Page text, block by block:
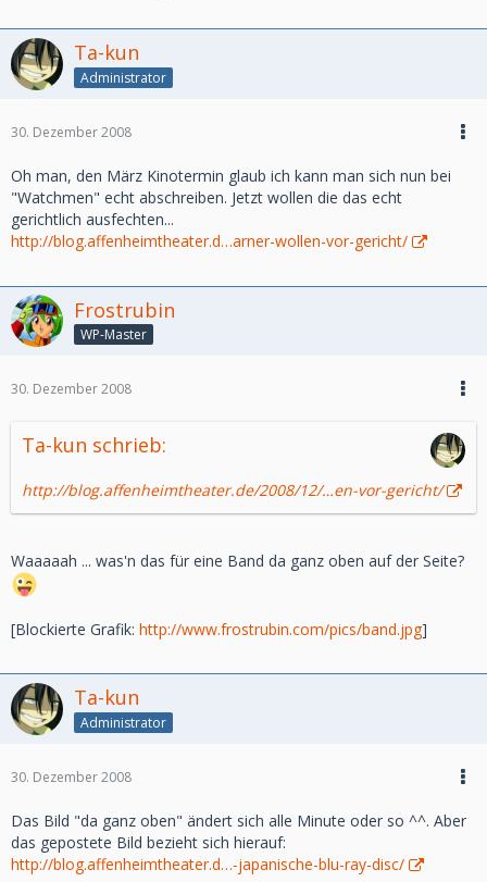
Ta-kun
Administrator
30. Dezember 2008
Oh man, den März Kinotermin glaub ich kann man sich nun bei
"Watchmen" echt abschreiben. Jetzt wollen die das echt
gerichtlich ausfechten...
http://blog.affenheimtheater.d…arner-wollen-vor-gericht/
Frostrubin
WP-Master
30. Dezember 2008
Ta-kun schrieb:
http://blog.affenheimtheater.de/2008/12/…en-vor-gericht/
Waaaaah ... was'n das für eine Band da ganz oben auf der Seite?
[Blockierte Grafik: http://www.frostrubin.com/pics/band.jpg]
Ta-kun
Administrator
30. Dezember 2008
Das Bild "da ganz oben" ändert sich alle Minute oder so ^^. Aber
das gepostete Bild bezieht sich hierauf:
http://blog.affenheimtheater.d…-japanische-blu-ray-disc/